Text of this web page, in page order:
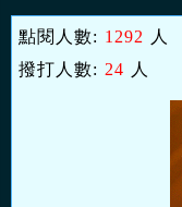
點閱人數: 1292
人
撥打人數: 24 人